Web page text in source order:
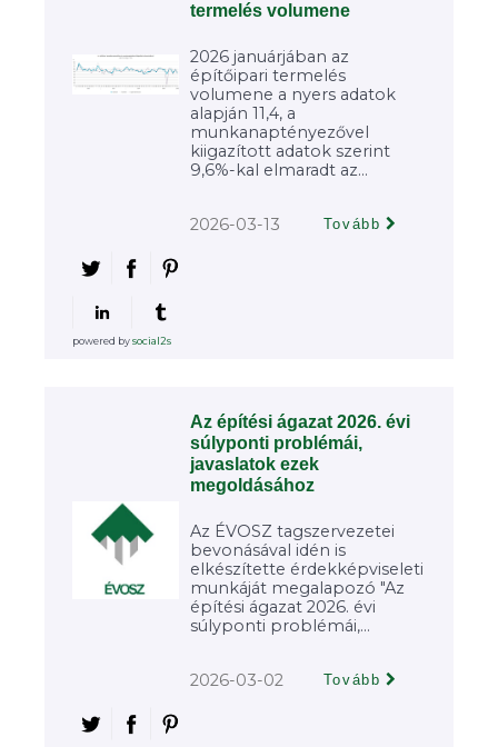
termelés volumene
2026 januárjában az
építőipari termelés
volumene a nyers adatok
alapján 11,4, a
munkanaptényezővel
kiigazított adatok szerint
9,6%-kal elmaradt az...
2026-03-13 Tovább
powered bysocial2s
Az építési ágazat 2026. évi
súlyponti problémái,
javaslatok ezek
megoldásához
Az ÉVOSZ tagszervezetei
bevonásával idén is
elkészítette érdekképviseleti
munkáját megalapozó "Az
építési ágazat 2026. évi
súlyponti problémái,...
2026-03-02 Tovább